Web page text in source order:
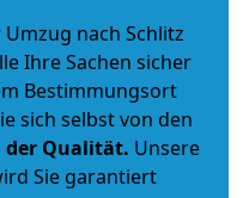
nach Schlitz
Ihre Sachen sicher
Bestimmungsort
sich selbst von den
der Qualität. Unsere
Sie garantiert